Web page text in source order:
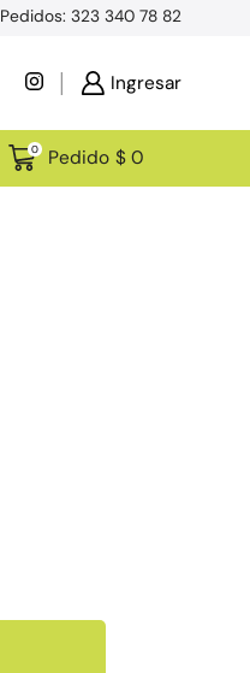
Pedidos: 323 340 78 82
Ingresar
0 Pedido $0